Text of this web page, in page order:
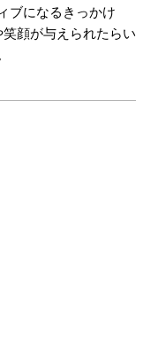
ブになるきっかけ
顔が与えられたらい